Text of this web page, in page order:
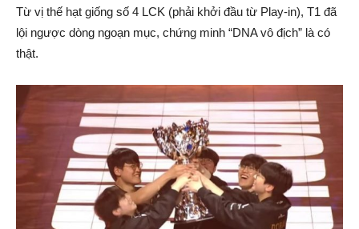
Từ vị thế hạt giống số 4 LCK (phải khởi đầu từ Play-in), T1 đã
lội ngược dòng ngoạn mục, chứng minh “DNA vô địch” là có
thật.